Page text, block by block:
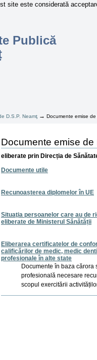
site este considerată
Publică
D.S.P. Neamţ →Documente emise
Documente emise de
eliberate prin Direcția de
Documente utile
Recunoașterea diplomelor în UE
Situaţia persoanelor care au de
eliberate de Ministerul Sănătății
Eliberarea certificatelor de
calificărilor de medic, medic
profesionale în alte state
Documente în baza cărora
profesională necesare
scopul exercitării